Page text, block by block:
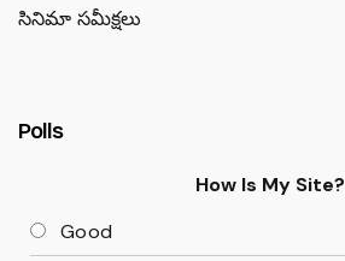
సినిమా సమీక్షలు
Polls
How Is My Site?
Good